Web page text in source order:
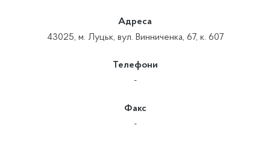
Адреса
43025, м. Луцьк, вул. Винниченка, 67, к. 607
Телефони
-
Факс
-